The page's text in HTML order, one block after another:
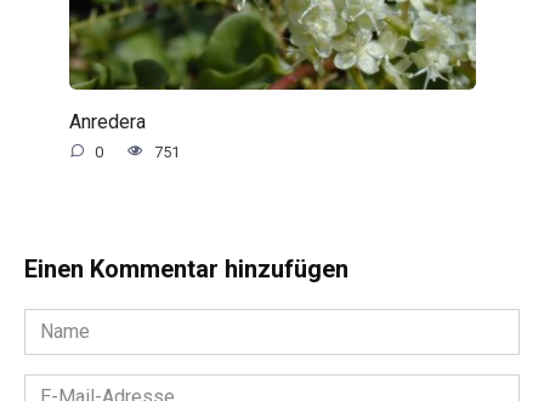
Anredera
0 751
Einen Kommentar hinzufügen
Name
*